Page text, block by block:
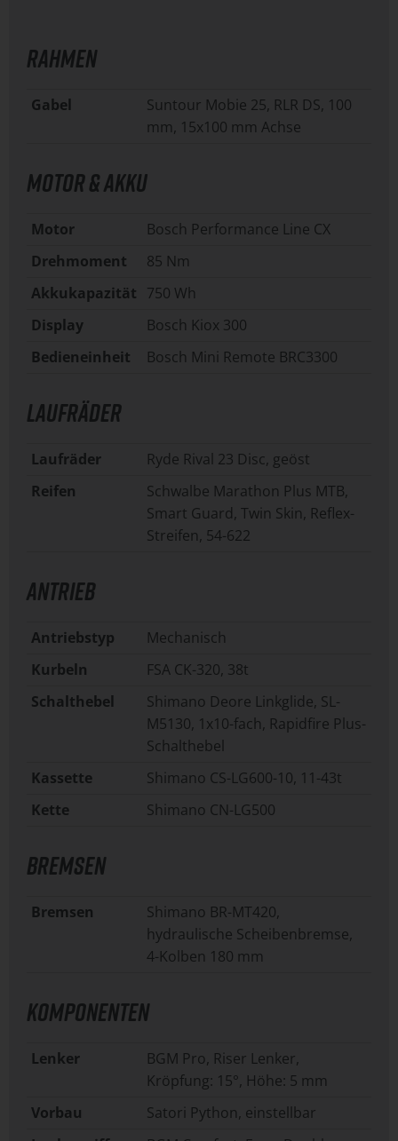
RAHMEN
Gabel
Suntour Mobie 25, RLR DS, 100
mm, 15x100 mm Achse
MOTOR & AKKU
Motor
Bosch Performance Line CX
Drehmoment
85 Nm
Akkukapazität 750 Wh
Display
Bosch Kiox 300
Bedieneinheit
Bosch Mini Remote BRC3300
LAUFRÄDER
Laufräder
Ryde Rival 23 Disc, geöst
Reifen
Schwalbe Marathon Plus MTB,
Smart Guard, Twin Skin, Reflex-
Streifen, 54-622
ANTRIEB
Antriebstyp
Mechanisch
Kurbeln
FSA CK-320, 38t
Schalthebel
Shimano Deore Linkglide, SL-
M5130, 1x10-fach, Rapidfire Plus-
Schalthebel
Kassette
Shimano CS-LG600-10, 11-43t
Kette
Shimano CN-LG500
BREMSEN
Bremsen
Shimano BR-MT420,
hydraulische Scheibenbremse,
4-Kolben 180 mm
KOMPONENTEN
Lenker
BGM Pro, Riser Lenker,
Kröpfung: 15°, Höhe: 5 mm
Vorbau
Satori Python, einstellbar